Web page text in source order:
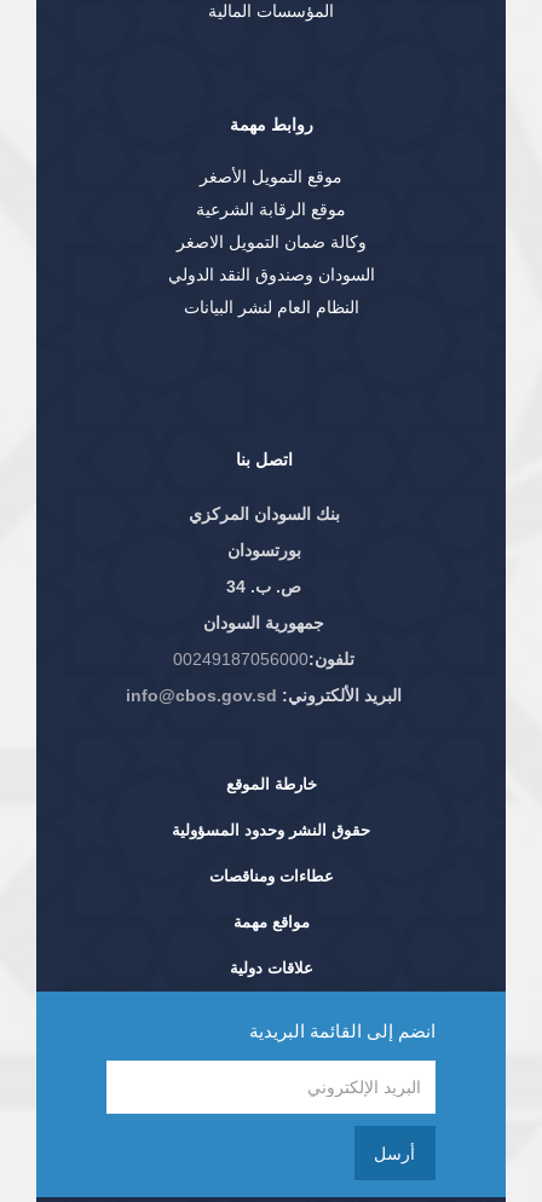
اتصل بنا
بنك السودان المركزي
بورتسودان
ص. ب. 34
جمهورية السودان
تلفون:00249187056000
البريد الألكتروني: info@cbos.gov.sd
المؤسسات المالية
روابط مهمة
موقع التمويل الأصغر
موقع الرقابة الشرعية
وكالة ضمان التمويل الاصغر
السودان وصندوق النقد الدولي
النظام العام لنشر البيانات
خارطة الموقع
حقوق النشر وحدود المسؤولية
عطاءات ومناقصات
مواقع مهمة
علاقات دولية
انضم إلى القائمة البريدية
أرسل